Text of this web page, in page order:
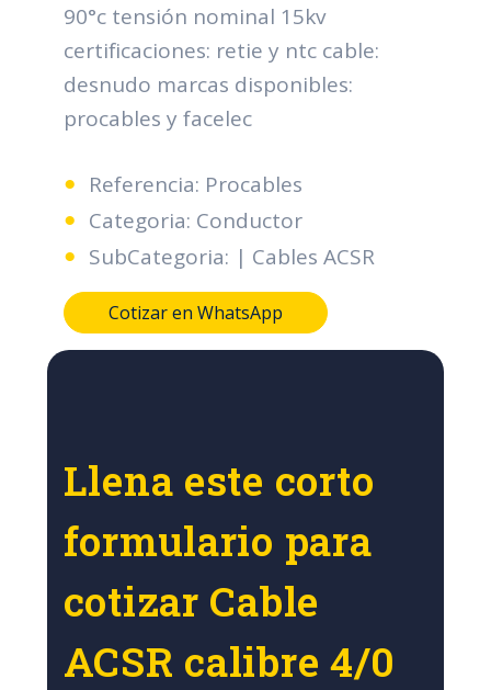
90°c tensión nominal 15kv
certificaciones: retie y ntc cable:
desnudo marcas disponibles:
procables y facelec
Referencia: Procables
Categoria: Conductor
SubCategoria: | Cables ACSR
Cotizar en WhatsApp
Llena este corto
formulario para
cotizar Cable
ACSR calibre 4/0